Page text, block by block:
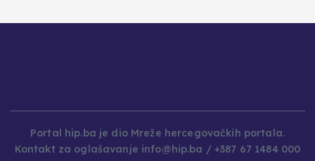
Portal hip.ba je dio Mreže hercegovačkih portala.
Kontakt za oglašavanje info@hip.ba / +387 67 1484 000